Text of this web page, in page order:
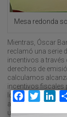
Mesa redonda
Mientras, Óscar
reclamó una serie
incentivos a través
derechos de
calculamos
incentivos fiscales
los que están
al sector primario.
una estrategia, un
Facebook
Twitter